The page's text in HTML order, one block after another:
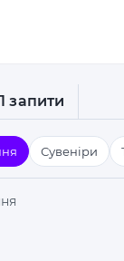
запити
Сувеніри